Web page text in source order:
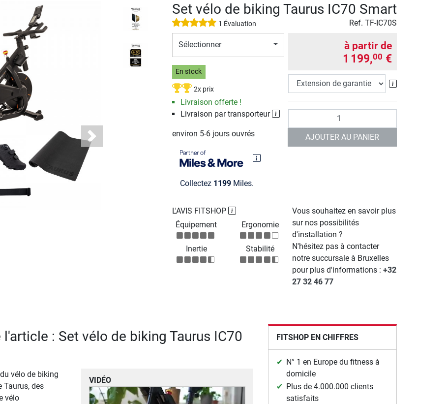
Next
Set vélo de biking Taurus IC70 Smart
1 Évaluation Ref. TF-IC70S
Sélectionner
En stock
2x prix
Livraison offerte !
Livraison par transporteur
environ 5-6 jours ouvrés
Collectez 1199Miles.
à partir de
1 199,00 €
Extension de
AJOUTER AU PANIER
L'AVIS FITSHOP
Équipement
Ergonomie
Inertie Stabilité
Vous souhaitez en savoir plus
sur nos possibilités
d'installation ?
N'hésitez pas à contacter
notre succursale à Bruxelles
pour plus d'informations :+32
27 32 46 77
l'article : Set vélo de biking Taurus IC70
VIDÉO
vélo de biking
Taurus, des
vélo
FITSHOP EN CHIFFRES
N° 1 en Europe du fitness à
domicile
Plus de 4.000.000 clients
satisfaits